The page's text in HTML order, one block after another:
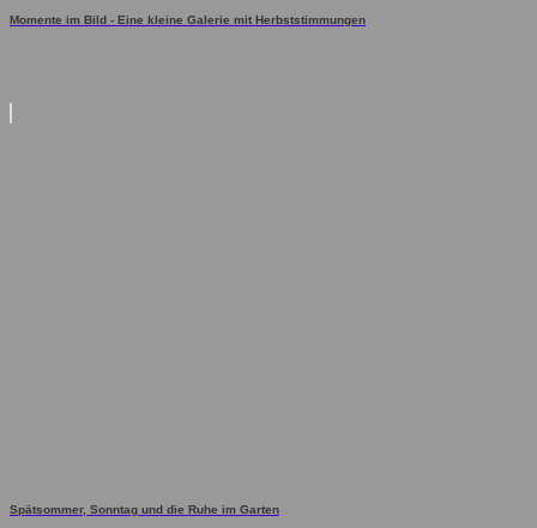
Momente im Bild - Eine kleine Galerie mit Herbststimmungen
Spätsommer, Sonntag und die Ruhe im Garten